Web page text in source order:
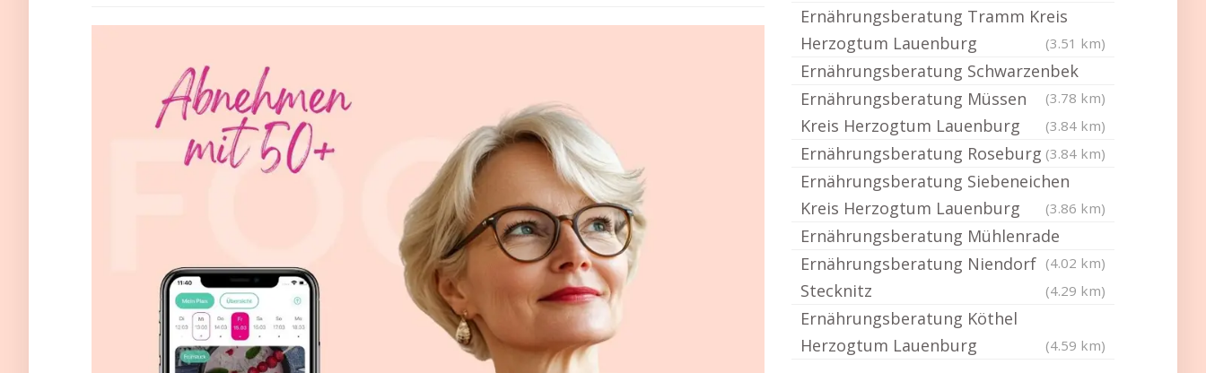
Ernährungsberatung Tramm Kreis
Herzogtum Lauenburg
(3.51 km)
Ernährungsberatung Schwarzenbek
(3.78 km)
Ernährungsberatung Müssen
Kreis Herzogtum Lauenburg
(3.84 km)
Ernährungsberatung Roseburg (3.84 km)
Ernährungsberatung Siebeneichen
Kreis Herzogtum Lauenburg
(3.86 km)
Ernährungsberatung Mühlenrade
(4.02 km)
Ernährungsberatung Niendorf
Stecknitz
(4.29 km)
Ernährungsberatung Köthel
Herzogtum Lauenburg
(4.59 km)